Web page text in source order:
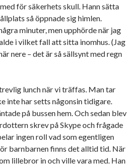
för säkerhets skull. Hann sätta
så öppnade sig himlen.
minuter, men upphörde när jag
i vilket fall att sitta inomhus. (Jag
nere – det är så sällsynt med regn
lunch när vi träffas. Man tar
inte har setts någonsin tidigare.
på bussen hem. Och sedan blev
skrev på Skype och frågade
ingen roll vad som egentligen
barnbarnen finns det alltid tid. När
lillebror in och ville vara med. Han